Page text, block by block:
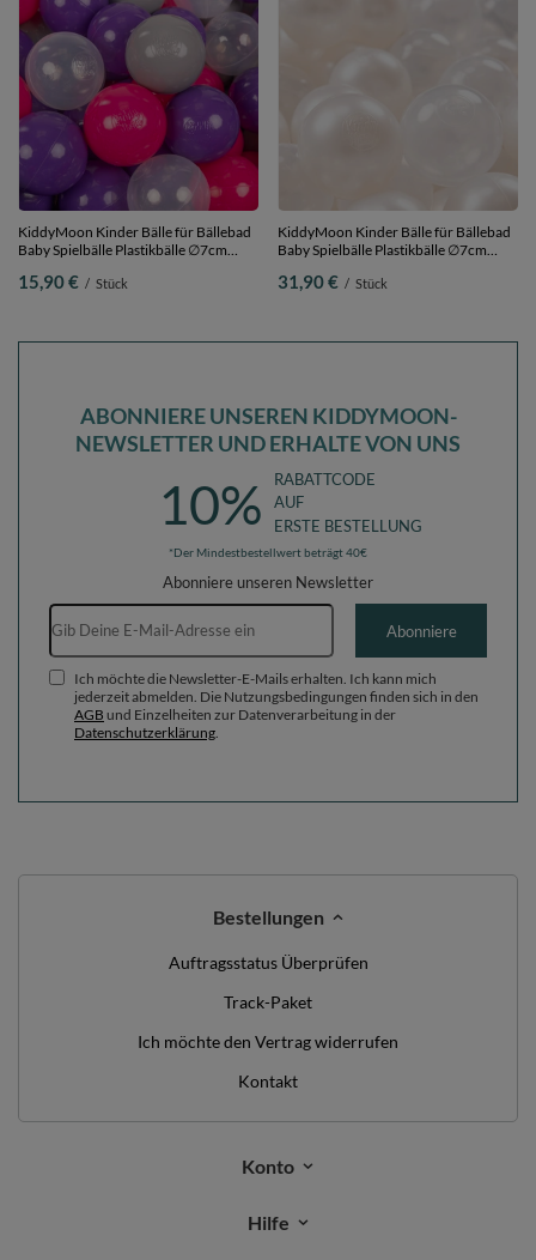
KiddyMoon Kinder Bälle für Bällebad
Baby Spielbälle Plastikbälle ∅7cm
dunkelpink/violett/transparent/grau,
15,90 € / Stück
KiddyMoon Kinder Bälle für Bällebad
Baby Spielbälle Plastikbälle ∅7cm
Bälle/7cm
31,90 € / Stück
ABONNIERE UNSEREN KIDDYMOON-
NEWSLETTER UND ERHALTE VON UNS
10%
RABATTCODE
AUF
ERSTE BESTELLUNG
*Der Mindestbestellwert beträgt 40€
Abonniere unseren Newsletter
E-Mail-Adresse
Abonniere
Ich möchte die Newsletter-E-Mails erhalten. Ich kann mich
jederzeit abmelden. Die Nutzungsbedingungen finden sich in den
AGB und Einzelheiten zur Datenverarbeitung in der
Datenschutzerklärung
Bestellungen
Auftragsstatus Überprüfen
Track-Paket
Ich möchte den Vertrag widerrufen
Kontakt
Konto
Hilfe